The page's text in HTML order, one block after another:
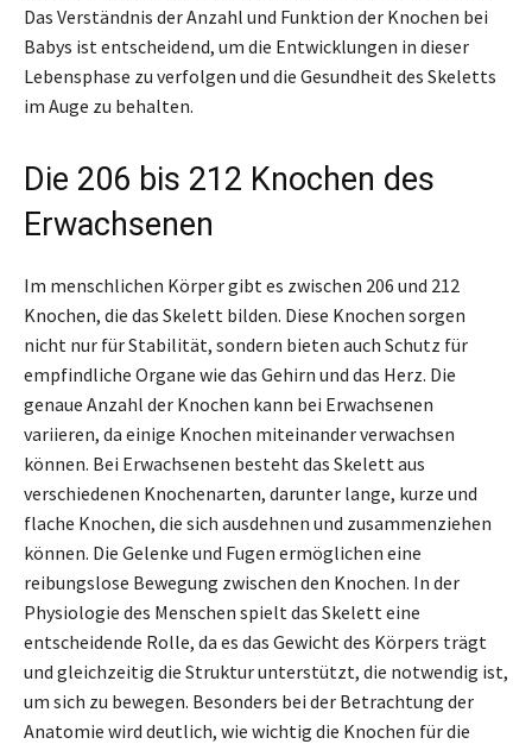
Das Verständnis der Anzahl und Funktion der Knochen bei
Babys ist entscheidend, um die Entwicklungen in dieser
Lebensphase zu verfolgen und die Gesundheit des Skeletts
im Auge zu behalten.
Die 206 bis 212 Knochen des
Erwachsenen
Im menschlichen Körper gibt es zwischen 206 und 212
Knochen, die das Skelett bilden. Diese Knochen sorgen
nicht nur für Stabilität, sondern bieten auch Schutz für
empfindliche Organe wie das Gehirn und das Herz. Die
genaue Anzahl der Knochen kann bei Erwachsenen
variieren, da einige Knochen miteinander verwachsen
können. Bei Erwachsenen besteht das Skelett aus
verschiedenen Knochenarten, darunter lange, kurze und
flache Knochen, die sich ausdehnen und zusammenziehen
können. Die Gelenke und Fugen ermöglichen eine
reibungslose Bewegung zwischen den Knochen. In der
Physiologie des Menschen spielt das Skelett eine
entscheidende Rolle, da es das Gewicht des Körpers trägt
und gleichzeitig die Struktur unterstützt, die notwendig ist,
um sich zu bewegen. Besonders bei der Betrachtung der
Anatomie wird deutlich, wie wichtig die Knochen für die